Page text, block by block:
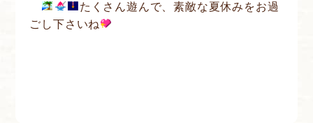
たくさん遊んで、素敵な夏休みをお過
ごし下さいね